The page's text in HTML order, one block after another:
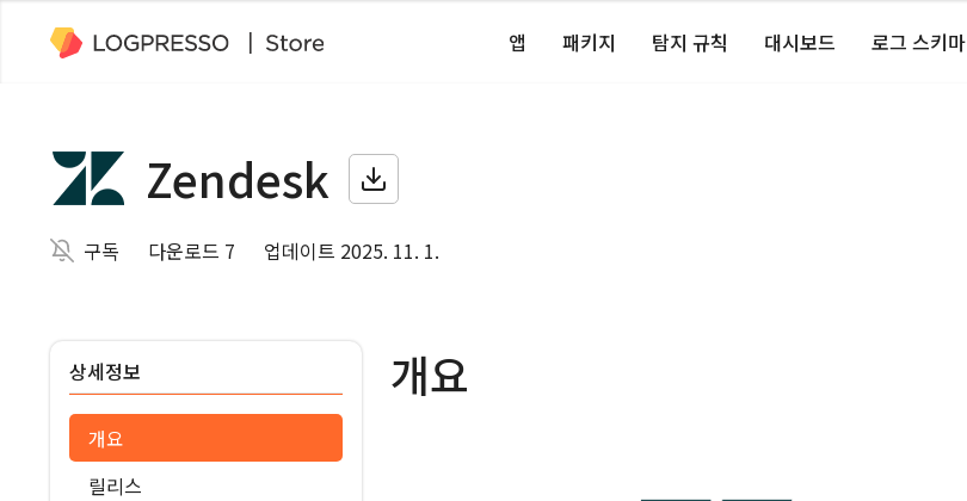
앱 패키지 탐지 규칙 대시보드 로그 스키마
Zendesk
구독 다운로드 7 업데이트 2025. 11. 1.
상세정보
개요
릴리스
개요